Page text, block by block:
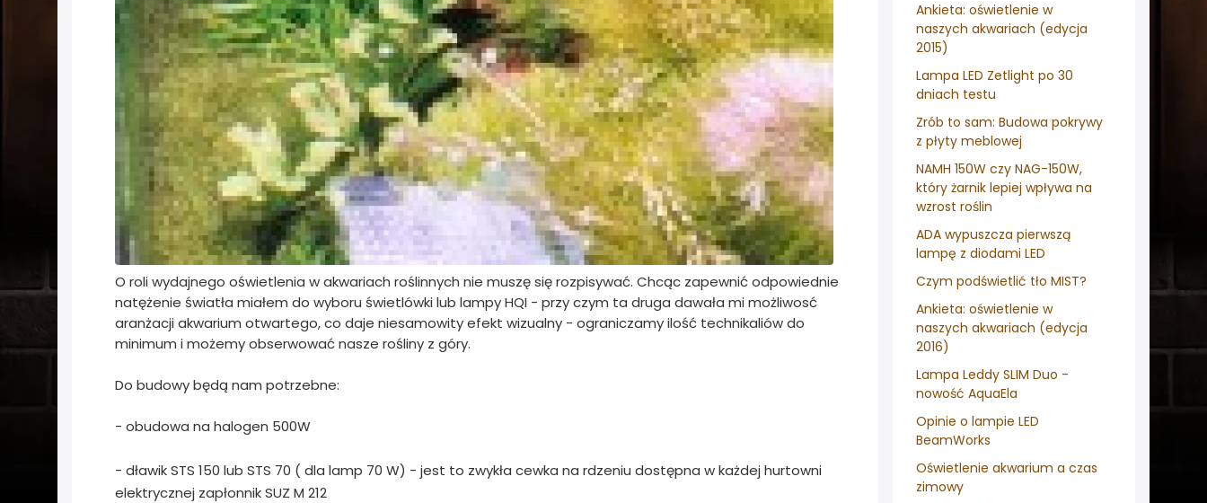
Ankieta: oświetlenie w
naszych akwariach (edycja
2015)
Lampa LED Zetlight po 30
dniach testu
Zrób to sam: Budowa pokrywy
z płyty meblowej
NAMH 150W czy NAG-150W,
który żarnik lepiej wpływa na
wzrost roślin
ADA wypuszcza pierwszą
lampę z diodami LED
Czym podświetlić tło MIST?
Ankieta: oświetlenie w
naszych akwariach (edycja
2016)
Lampa Leddy SLIM Duo -
nowość AquaEla
Opinie o lampie LED
BeamWorks
Oświetlenie akwarium a czas
zimowy
O roli wydajnego oświetlenia w akwariach roślinnych nie muszę się rozpisywać. Chcąc zapewnić odpowiednie
natężenie światła miałem do wyboru świetlówki lub lampy HQI - przy czym ta druga dawała mi możliwosć
aranżacji akwarium otwartego, co daje niesamowity efekt wizualny - ograniczamy ilość technikaliów do
minimum i możemy obserwować nasze rośliny z góry.
Do budowy będą nam potrzebne:
- obudowa na halogen 500W
- dławik STS 150 lub STS 70 ( dla lamp 70 W) - jest to zwykła cewka na rdzeniu dostępna w każdej hurtowni
elektrycznej zapłonnik SUZ M 212